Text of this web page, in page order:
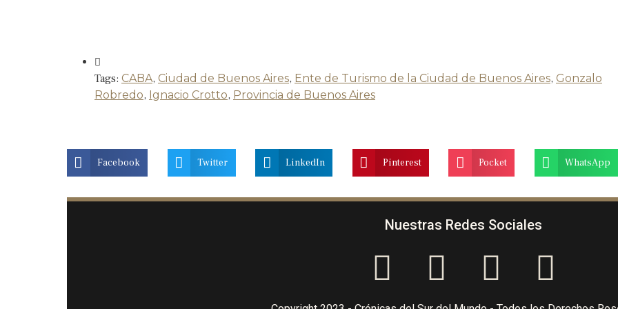
Tags: CABA, Ciudad de Buenos Aires, Ente de Turismo de la Ciudad de Buenos Aires, Gonzalo
Robredo, Ignacio Crotto, Provincia de Buenos Aires
Facebook Twitter LinkedIn Pinterest Pocket WhatsApp
Nuestras Redes Sociales